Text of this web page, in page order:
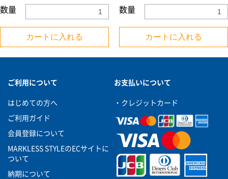
数量
カートに入れる
数量
カートに入れる
ご利用について
はじめての方へ
ご利用ガイド
会員登録について
MARKLESS STYLEのECサイトに
ついて
納期について
お支払いについて
・クレジットカード